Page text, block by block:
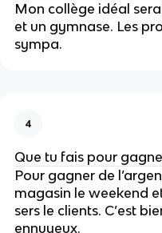
Mon collège idéal
et un gymnase. Les
sympa.
4
Que tu fais pour
Pour gagner de
magasin le weekend
sers le clients. C’est
ennuyeux.